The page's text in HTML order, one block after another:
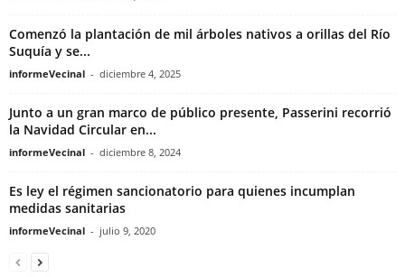
Comenzó la plantación de mil árboles nativos a orillas del Río
Suquía y se...
informeVecinal - diciembre 4, 2025
Junto a un gran marco de público presente, Passerini recorrió
la Navidad Circular en...
informeVecinal - diciembre 8, 2024
Es ley el régimen sancionatorio para quienes incumplan
medidas sanitarias
informeVecinal - julio 9, 2020